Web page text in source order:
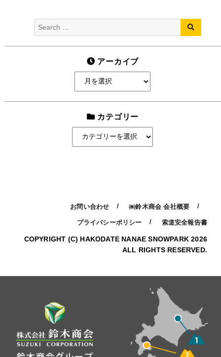
ペ
ー
り
s
pag
e
pag
Search
for:
アーカイブ
カテゴリー
お問い合わせ ㈱鈴木商会 会社概要
プライバシーポリシー 索道安全報告書
COPYRIGHT (C) HAKODATE NANAE SNOWPARK 2026
ALL RIGHTS RESERVED.